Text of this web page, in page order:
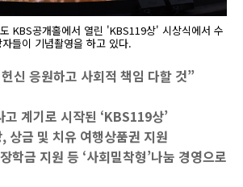
KBS공개홀에서 열린 'KBS119상' 시상식에서 수
자들이 기념촬영을 하고 있다.
신 응원하고 사회적 책임 다할 것”
계기로 시작된 ‘KBS119상’
상금 및 치유 여행상품권 지원
학금 지원 등 ‘사회밀착형’나눔 경영으로